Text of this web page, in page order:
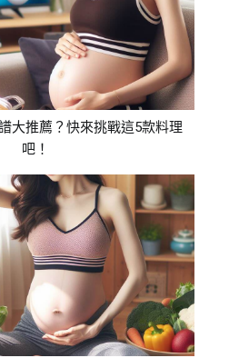
大推薦？快來挑戰這5款料理
吧！